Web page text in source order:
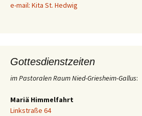
e-mail: Kita St. Hedwig
Gottesdienstzeiten
im Pastoralen Raum Nied-Griesheim-Gallus:
Mariä Himmelfahrt
Linkstraße 64